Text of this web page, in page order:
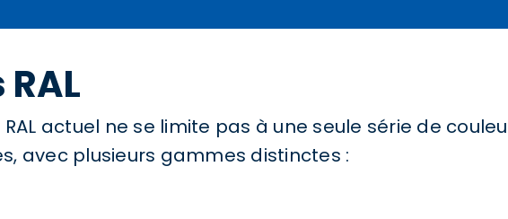
actuel ne se limite pas à une seule série de
avec plusieurs gammes distinctes :